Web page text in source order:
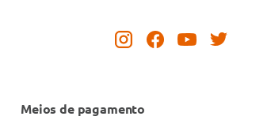
Meios de pagamento